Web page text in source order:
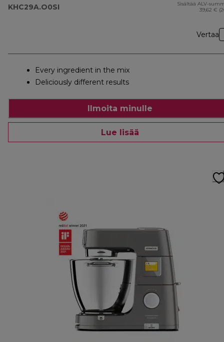
KHC29A.O0SI
Sisältää ALV-
39,62 €
Vertaa
Every ingredient in the mix
Deliciously different results
Ilmoita minulle
Lue lisää